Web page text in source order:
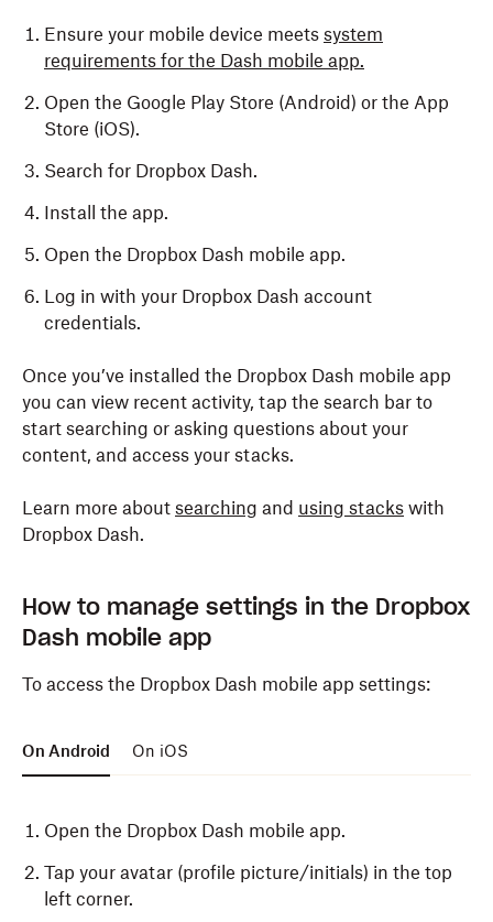
Ensure your mobile device meets system
requirements for the Dash mobile app.
Open the Google Play Store (Android) or the App
Store (iOS).
Search for Dropbox Dash.
Install the app.
Open the Dropbox Dash mobile app.
Log in with your Dropbox Dash account
credentials.
Once you’ve installed the Dropbox Dash mobile app
you can view recent activity, tap the search bar to
start searching or asking questions about your
content, and access your stacks.
Learn more about searching and using stacks with
Dropbox Dash.
How to manage settings in the Dropbox
Dash mobile app
To access the Dropbox Dash mobile app settings:
On Android On iOS
Open the Dropbox Dash mobile app.
Tap your avatar (profile picture/initials) in the top
left corner.